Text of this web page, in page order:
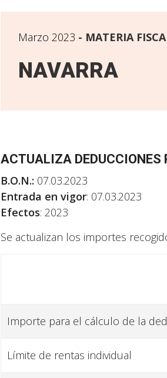
Marzo 2023 MATERIA
NAVARRA
ACTUALIZA DEDUCCIONES
B.O.N.: 07.03.2023
Entrada en vigor: 07.03.2023
Efectos: 2023
Se actualizan los importes
Importe para el cálculo de la
Límite de rentas individual